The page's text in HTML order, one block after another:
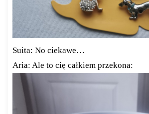
Suita: No ciekawe…
Aria: Ale to cię całkiem przekona: